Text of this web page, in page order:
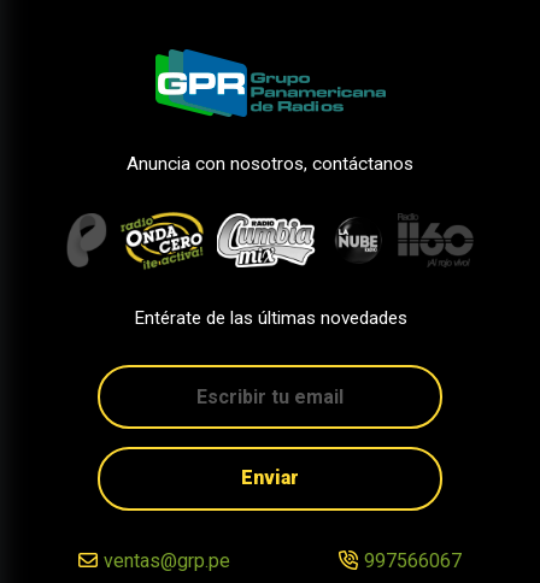
Anuncia con nosotros, contáctanos
Entérate de las últimas novedades
Enviar
ventas@grp.pe 997566067